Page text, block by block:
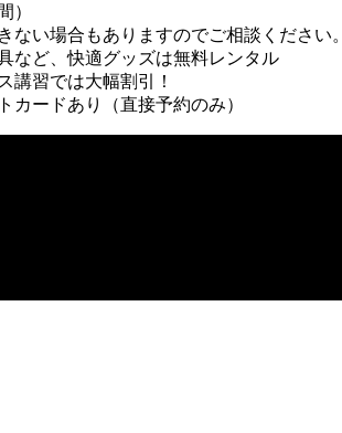
）
い場合もありますのでご相談ください。
など、快適グッズは無料レンタル
講習では大幅割引！
カードあり（直接予約のみ）